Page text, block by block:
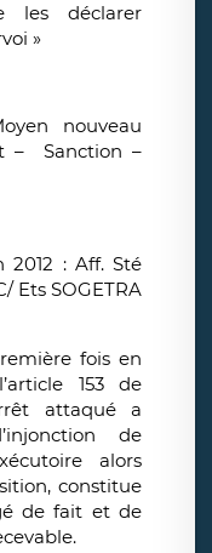
déclarer
»
nouveau
– Sanction –
2012 : Aff. Sté
Ets SOGETRA
fois en
153 de
attaqué a
de
alors
constitue
de fait et de